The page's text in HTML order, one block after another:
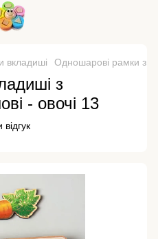
вкладиші Одношарові рамки з
з
- овочі 13